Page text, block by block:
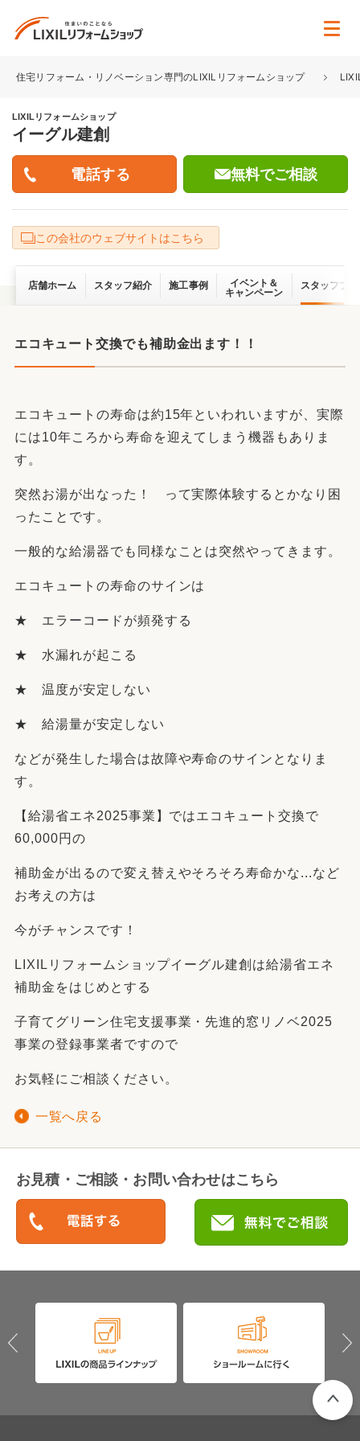
住宅リフォーム・リノベーション専門のLIXILリフォームショップ
LIXILリフォームショップ
イーグル建創
無料でご相談
この会社のウェブサイトはこちら
店舗ホーム スタッフ紹介 施工事例
イベント＆
キャンペーン
スタッフブ
エコキュート交換でも補助金出ます！！
エコキュートの寿命は約15年といわれいますが、実際
には10年ころから寿命を迎えてしまう機器もありま
す。
突然お湯が出なった！ って実際体験するとかなり困
ったことです。
一般的な給湯器でも同様なことは突然やってきます。
エコキュートの寿命のサインは
★ エラーコードが頻発する
★ 水漏れが起こる
★ 温度が安定しない
★ 給湯量が安定しない
などが発生した場合は故障や寿命のサインとなりま
す。
【給湯省エネ2025事業】ではエコキュート交換で
60,000円の
補助金が出るので変え替えやそろそろ寿命かな...など
お考えの方は
今がチャンスです！
LIXILリフォームショップイーグル建創は給湯省エネ
補助金をはじめとする
子育てグリーン住宅支援事業・先進的窓リノベ2025
事業の登録事業者ですので
お気軽にご相談ください。
一覧へ戻る
お見積・ご相談・お問い合わせはこちら